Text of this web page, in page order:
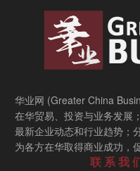
华业网 (Greater China
在华贸易、投资与业务发展
最新企业动态和行业趋势；
为各方在华取得商业成功，
联 系 我